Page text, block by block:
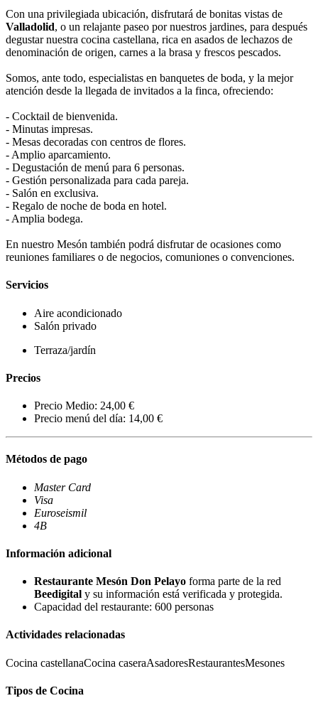
Con una privilegiada ubicación, disfrutará de bonitas vistas de
Valladolid, o un relajante paseo por nuestros jardines, para después
degustar nuestra cocina castellana, rica en asados de lechazos de
denominación de origen, carnes a la brasa y frescos pescados.
Somos, ante todo, especialistas en banquetes de boda, y la mejor
atención desde la llegada de invitados a la finca, ofreciendo:
- Cocktail de bienvenida.
- Minutas impresas.
- Mesas decoradas con centros de flores.
- Amplio aparcamiento.
- Degustación de menú para 6 personas.
- Gestión personalizada para cada pareja.
- Salón en exclusiva.
- Regalo de noche de boda en hotel.
- Amplia bodega.
En nuestro Mesón también podrá disfrutar de ocasiones como
reuniones familiares o de negocios, comuniones o convenciones.
Servicios
Aire acondicionado
Salón privado
Terraza/jardín
Precios
Precio Medio: 24,00 €
Precio menú del día: 14,00 €
Métodos de pago
Master Card
Visa
Euroseismil
4B
Información adicional
Restaurante Mesón Don Pelayo forma parte de la red
Beedigital y su información está verificada y protegida.
Capacidad del restaurante: 600 personas
Actividades relacionadas
Cocina castellanaCocina caseraAsadoresRestaurantesMesones
Tipos de Cocina